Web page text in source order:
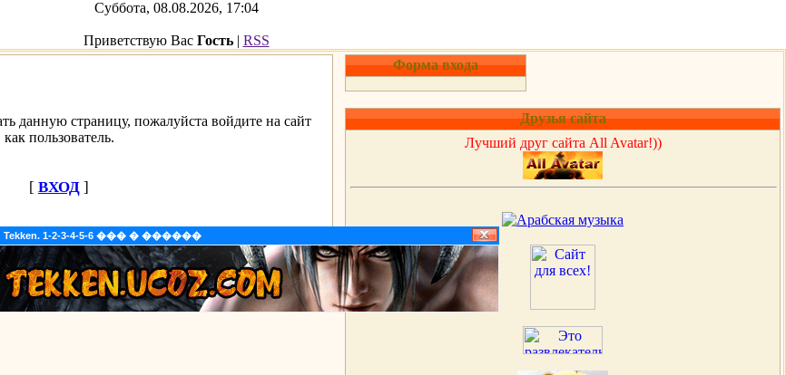
Суббота, 08.08.2026, 17:04
Приветствую Вас Гость| RSS
Tekken. 1-2-3-4-5-6 ��� � ������
данную страницу, пожалуйста войдите на сайт
как пользователь.
[ ВХОД ]
Форма входа
Друзья сайта
Лучший друг сайта All Avatar!))